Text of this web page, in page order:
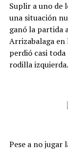
Suplir a uno de
una situación
ganó la partida
Arrizabalaga
perdió casi
rodilla izquierda.
Pese a no jugar